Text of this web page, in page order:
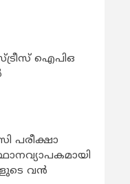
ഐപിഒ
പരീക്ഷാ
വന്‍